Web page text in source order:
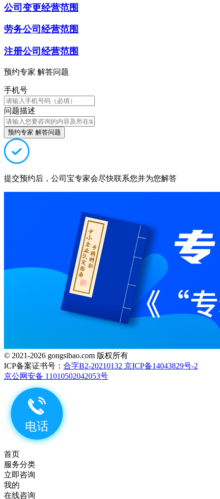
公司变更经营范围
劳务公司经营范围
注册公司经营范围
预约专家 解答问题
手机号
问题描述
预约专家 解答问题
提交预约后，公司宝专家会尽快联系您并为您解答
© 2021-2026 gongsibao.com 版权所有
ICP备案证书号： 合字B2-20210132 京ICP备14043829号-2
京公网安备 11010502042053号
首页
服务分类
立即咨询
我的
在线咨询